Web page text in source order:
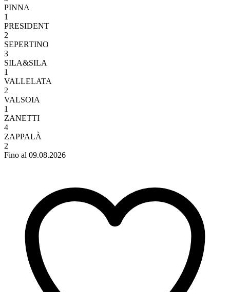
PINNA
1
PRESIDENT
2
SEPERTINO
3
SILA&SILA
1
VALLELATA
2
VALSOIA
1
ZANETTI
4
ZAPPALÀ
2
Fino al 09.08.2026